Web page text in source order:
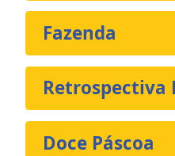
Fazenda
Retrospectiva
Doce Páscoa